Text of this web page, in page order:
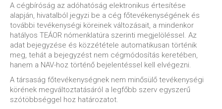
A cégbíróság az adóhatóság elektronikus értesítése
alapján, hivatalból jegyzi be a cég főtevékenységének és
további tevékenységi köreinek változásait, a mindenkor
hatályos TEÁOR nómenklatúra szerinti megjelöléssel. Az
adat bejegyzése és közzététele automatikusan történik
meg, tehát a bejegyzést nem cégmódosítás keretében,
hanem a NAV-hoz történő bejelentéssel kell elvégezni.
A társaság főtevékenységnek nem minősülő tevékenységi
körének megváltoztatásáról a legfőbb szerv egyszerű
szótöbbséggel hoz határozatot.